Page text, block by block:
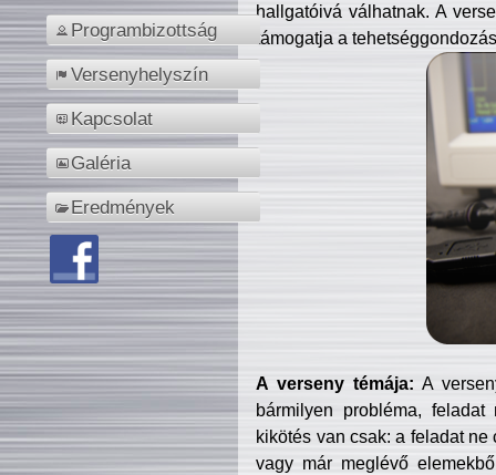
Programbizottság
Versenyhelyszín
Kapcsolat
Galéria
Eredmények
hallgatóivá válhatnak. A
támogatja a
A verseny témája: A
bármilyen probléma, feladat
kikötés van csak: a feladat
vagy már meglévő